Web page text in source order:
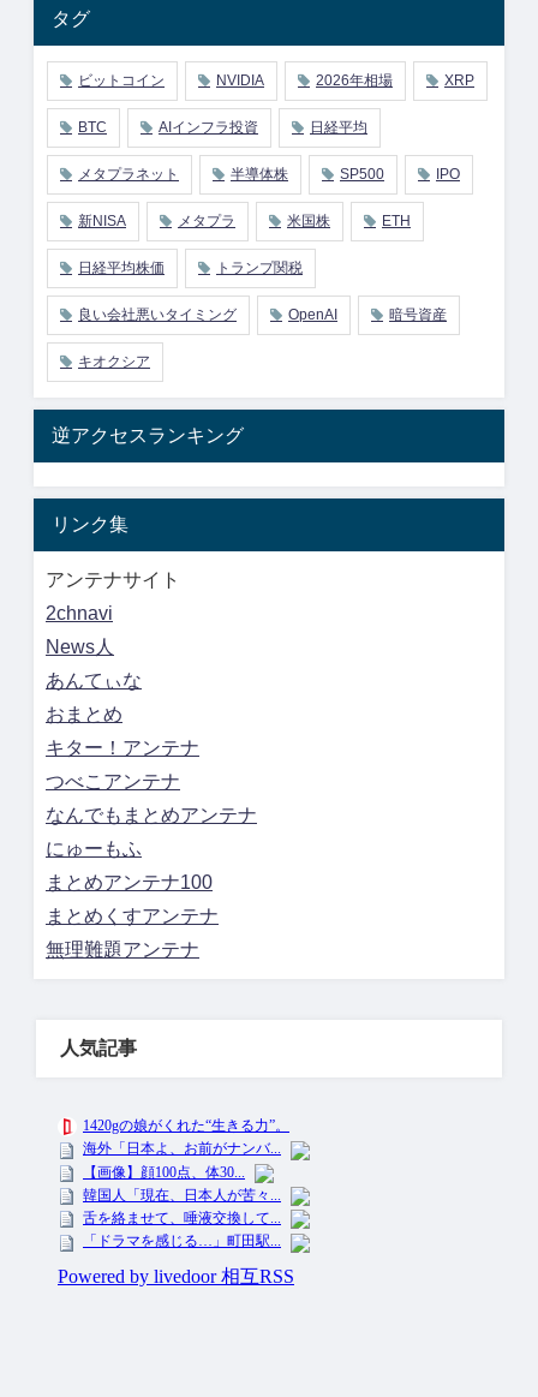
タグ
ビットコイン NVIDIA 2026年相場 XRP
BTC AIインフラ投資 日経平均
メタプラネット 半導体株 SP500 IPO
新NISA メタプラ 米国株 ETH
日経平均株価 トランプ関税
良い会社悪いタイミング OpenAI 暗号資産
キオクシア
逆アクセスランキング
リンク集
アンテナサイト
2chnavi
News人
あんてぃな
おまとめ
キター！アンテナ
つべこアンテナ
なんでもまとめアンテナ
にゅーもふ
まとめアンテナ100
まとめくすアンテナ
無理難題アンテナ
人気記事